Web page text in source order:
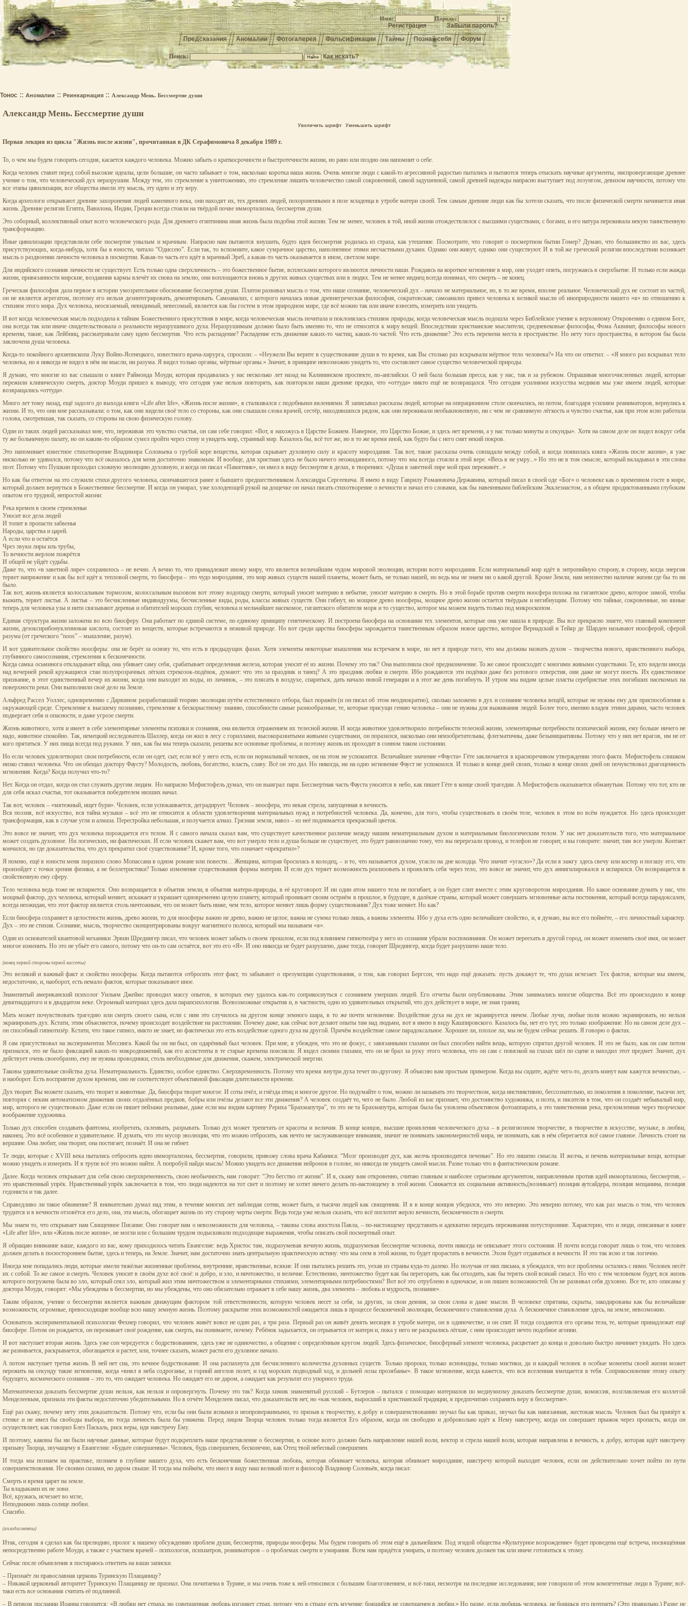
Имя: Пароль:
Регистрация
Забыли пароль?
Предсказания
Аномалии Фотогалерея Фальсификации Тайны Познай себя Форум
Поиск: Как искать?
Тонос :: Аномалии :: Реинкарнация :: Александр Мень. Бессмертие души
Александр Мень. Бессмертие души
Увеличить шрифт Уменьшить шрифт
Первая лекция из цикла "Жизнь после жизни", прочитанная в ДК Серафимовича 8 декабря 1989 г.
То, о чем мы будем говорить сегодня, касается каждого человека. Можно забыть о краткосрочности и быстротечности жизни, но рано или поздно она напомнит о себе.
Когда человек ставит перед собой высокие идеалы, цели большие, он часто забывает о том, насколько коротка наша жизнь. Очень многие люди с какой-то агрессивной радостью пытались и пытаются теперь отыскать научные аргументы, ниспровергающие древнее
учение о том, что человеческий дух неразрушим. Между тем, это стремление к уничтожению, это стремление лишить человечество самой сокровенной, самой задушевной, самой древней надежды напрасно выступает под лозунгом, девизом научности, потому что
все этапы цивилизации, все общества имели эту мысль, эту идею и эту веру.
Когда археологи открывают древние захоронения людей каменного века, они находят их, тех древних людей, похороненными в позе младенца в утробе матери своей. Тем самым древние люди как бы хотели сказать, что после физической смерти начинается иная
жизнь. Древние религии Египта, Вавилона, Индии, Греции всегда стояли на твёрдой почве иммортализма, бессмертия души.
Это соборный, коллективный опыт всего человеческого рода. Для древнего египтянина иная жизнь была подобна этой жизни. Тем не менее, человек в той, иной жизни отождествлялся с высшими существами, с богами, и его натура переживала некую таинственную
трансформацию.
Иные цивилизации представляли себе посмертие унылым и мрачным. Напрасно нам пытаются внушить, будто идея бессмертия родилась из страха, как утешение. Посмотрите, что говорит о посмертном бытии Гомер? Думаю, что большинство из вас, здесь
присутствующих, когда-нибудь, хотя бы в юности, читало “Одиссею”. Если так, то вспомните, какое сумрачное царство, наполненное этими несчастными духами. Однако они живут, однако они существуют. И в той же греческой религии впоследствии возникает
мысль о раздвоении личности человека в посмертии. Какая-то часть его идёт в мрачный Эреб, а какая-то часть оказывается в ином, светлом мире.
Для индийского сознания личности не существует. Есть только одна сверхличность – это божественное бытие, всплесками которого являются личности наши. Рождаясь на короткое мгновение в мир, они уходят опять, погружаясь в сверхбытие. И только если жажда
жизни, привязанности мирские, воздаяния кармы влечёт их снова на землю, они воплощаются вновь в других живых существах или в людях. Тем не менее индиец всегда понимал, что смерть – не конец.
Греческая философия дала первое в истории умозрительное обоснование бессмертия души. Платон развивал мысль о том, что наше сознание, человеческий дух – начало не материальное, но, в то же время, вполне реальное. Человеческий дух не состоит из частей,
он не является агрегатом, поэтому его нельзя дезинтегрировать, демонтировать. Самоанализ, с которого началась новая древнегреческая философия, сократовская; самоанализ привел человека к великой мысли об иноприродности нашего «я» по отношению к
стихиям этого мира. Дух человека, неосязаемый, невидимый, невесомый, является как бы гостем в этом природном мире, где всё можно так или иначе взвесить, измерить или увидеть.
И вот когда человеческая мысль подходила к тайнам Божественного присутствия в мире, когда человеческая мысль почитала и поклонялась стихиям природы, когда человеческая мысль подошла через Библейское учение к верховному Откровению о едином Боге,
она всегда так или иначе свидетельствовала о реальности неразрушимого духа. Неразрушимым должно было быть именно то, что не относится к миру вещей. Впоследствии христианские мыслители, средневековые философы, Фома Аквинат, философы нового
времени, такие, как Лейбниц, рассматривали саму идею бессмертия. Что есть распадение? Распадение есть движение каких-то частиц, каких-то частей. Что есть движение? Это есть перемена места в пространстве. Но нету того пространства, в котором бы была
заключена душа человека.
Когда-то покойного архиепископа Луку Войно-Ясенецкого, известного врача-хирурга, спросили: – «Неужели Вы верите в существование души в то время, как Вы столько раз вскрывали мёртвое тело человека?» На что он ответил: – «Я много раз вскрывал тело
человека, но я никогда не видел в нём ни мысли, ни разума. Я видел только органы, мёртвые органы.» Значит, в принципе невозможно увидеть то, что составляет самое существо человеческой природы.
Я думаю, что многие из вас слышали о книге Раймонда Моуди, которая продавалась у нас несколько лет назад на Калининском проспекте, по-английски. О ней была большая пресса, как у нас, так и за рубежом. Опрашивая многочисленных людей, которые
пережили клиническую смерть, доктор Моуди пришел к выводу, что сегодня уже нельзя повторять, как повторяли наши древние предки, что «оттуда» никто ещё не возвращался. Что сегодня усилиями искусства медиков мы уже имеем людей, которые
возвращались «оттуда».
Много лет тому назад, ещё задолго до выхода книги «Life after life», «Жизнь после жизни», я сталкивался с подобными явлениями. Я записывал рассказы людей, которые на операционном столе скончались, но потом, благодаря усилиям реаниматоров, вернулись к
жизни. И то, что они мне рассказывали: о том, как они видели своё тело со стороны, как они слышали слова врачей, сестёр, находившихся рядом, как они переживали необыкновенную, ни с чем не сравнимую лёгкость и чувство счастья, как при этом ясно работала
голова, смотревшая, так сказать, со стороны на свою физическую голову.
Один из таких людей рассказывал мне, что, переживая это чувство счастья, он сам себе говорил: «Вот, я нахожусь в Царстве Божием. Наверное, это Царство Божие, и здесь нет времени, а у нас только минуты и секунды». Хотя на самом деле он видел вокруг себя
ту же больничную палату, но он каким-то образом сумел пройти через стену и увидеть мир, странный мир. Казалось бы, всё тот же, но в то же время иной, как будто бы с него снят некий покров.
Это напоминает известное стихотворение Владимира Соловьева о грубой коре вещества, которая скрывает духовную силу и красоту мироздания. Так вот, такие рассказы очень совпадали между собой, и когда появилась книга «Жизнь после жизни», я уже
нисколько не удивился, потому что всё оказалось для меня достаточно знакомым. И вообще, для христиан здесь не было ничего неожиданного, потому что мы всегда стояли в этой вере. «Весь я не умру...» Но это не в том смысле, который вкладывал в эти слова
поэт. Потому что Пушкин проходил сложную эволюцию духовную, и когда он писал «Памятник», он имел в виду бессмертие в делах, в творениях: «Душа в заветной лире мой прах переживёт...»
Но как бы ответом на это служили стихи другого человека, скончавшегося ранее и бывшего предшественником Александра Сергеевича. Я имею в виду Гаврилу Романовича Державина, который писал в своей оде «Бог» о человеке как о временном госте в мире,
который должен вернуться в Божественное бессмертие. И когда он умирал, уже холодеющей рукой на дощечке он начал писать стихотворение о вечности и начал его словами, как бы навеянными библейским Экклезиастом, а в общем продиктованными глубоким
опытом его трудной, непростой жизни:
Река времен в своем стремленьи
Уносит все дела людей
И топит в пропасти забвенья
Народы, царства и царей.
А если что и остаётся
Чрез звуки лиры иль трубы,
То вечности жерлом пожрётся
И общей не уйдёт судьбы.
Даже то, что «в заветной лире» сохранилось – не вечно. А вечно то, что принадлежит иному миру, что является величайшим чудом мировой эволюции, истории всего мироздания. Если материальный мир идёт в энтропийную сторону, в сторону, когда энергия
теряет напряжение и как бы всё идёт к тепловой смерти, то биосфера – это чудо мироздания, это мир живых существ нашей планеты, может быть, не только нашей, но ведь мы не знаем ни о какой другой. Кроме Земли, нам неизвестно наличие жизни где бы то ни
было.
Так вот, жизнь является колоссальным тормозом, колоссальным вызовом вот этому водопаду смерти, который уносит материю в небытие, уносит материю в смерть. Но в этой борьбе против смерти ноосфера похожа на гигантское древо, которое зимой, чтобы
выжить, теряет листья. А листья – это бесчисленные индивидуумы, бесчисленные виды, роды, классы живых существ. Они гибнут, но мощное древо ноосферы, мощное древо жизни остается твёрдым и негибнущим. Потому что тайные, сокровенные, но явные
теперь для человека узы и нити связывают деревья и обитателей морских глубин, человека и мельчайшее насекомое, гигантского обитателя моря и то существо, которое мы можем видеть только под микроскопом.
Единая структура жизни заложена во всю биосферу. Она работает по единой системе, по единому принципу генетическому. И построена биосфера на основании тех элементов, которые она уже нашла в природе. Вы все прекрасно знаете, что главный компонент
жизни, дезоксирибонуклеиновая кислота, состоит из веществ, которые встречаются в неживой природе. Но вот среди царства биосферы зарождается таинственным образом новое царство, которое Вернадский и Тейяр де Шарден называют ноосферой, сферой
разума (от греческого “noos” – мышление, разум).
И вот удивительное свойство ноосферы: она не берёт за основу то, что есть в предыдущих фазах. Хотя элементы некоторые мышления мы встречаем в мире, но нет в природе того, что мы должны назвать духом – творчества нового, нравственного выбора,
глубинного самосознания, стремления к бесконечности.
Когда самка осьминога откладывает яйца, она убивает саму себя, срабатывает определенная железа, которая уносит её из жизни. Почему это так? Она выполнила своё предназначение. То же самое происходит с многими живыми существами. Те, кто видели иногда
над вечерней рекой кружащиеся стаи полупрозрачных лёгких стрекозок-подёнок, думают: что это за праздник и танец? А это праздник любви и смерти. Ибо рождаются эти подёнки даже без ротового отверстия, они даже не могут поесть. Их единственное
призвание, в этот единственный вечер их жизни, когда они выходят из воды, из личинок, – это плясать в воздухе, спариться, дать начало новой генерации и в этот же день погибнуть. И утром мы видим целые пласты серебристые этих погибших насекомых на
поверхности реки. Они выполнили своё дело на Земле.
Альфред Рассел Уоллес, одновременно с Дарвином разработавший теорию эволюции путём естественного отбора, был поражён (и он писал об этом неоднократно), сколько заложено в дух и сознание человека вещёй, которые не нужны ему для приспособления к
окружающей среде. Стремление к высшему познанию, стремление к бескорыстному знанию, способности самые разнообразные, те, которые присущи гению человека – они не нужны для выживания людей. Более того, именно владея этими дарами, часто человек
подвергает себя и опасности, и даже угрозе смерти.
Жизнь животного, хотя и имеет в себе элементарные элементы психики и сознания, она является отражением их телесной жизни. И когда животное удовлетворило потребности телесной жизни, элементарные потребности психической жизни, ему больше ничего не
надо, животное спокойно. Так, немецкий исследователь Шаллер, когда он жил в лесу с гориллами, высокоразвитыми живыми существами, он поразился, насколько они неизобретательны, флегматичны, даже безынициативны. Потому что у них нет врагов, им не от
кого прятаться. У них пища всегда под руками. У них, как бы мы теперь сказали, решены все основные проблемы, и поэтому жизнь их проходит в сонном таком состоянии.
Но если человек удовлетворил свои потребности, если он одет, сыт, если всё у него есть, если он нормальный человек, он на этом не успокоится. Величайшее значение «Фауста» Гёте заключается в красноречивом утверждении этого факта. Мефистофель слишком
низко ставил человека. Что он обещал доктору Фаусту? Молодость, любовь, богатство, власть, славу. Всё он это дал. Но никогда, ни на одно мгновение Фауст не успокоился. И только в конце дней своих, только в конце своих дней он почувствовал драгоценность
мгновения. Когда? Когда получил что-то?
Нет. Когда он отдал, когда он стал служить другим людям. Но напрасно Мефистофель думал, что он выиграл пари. Бессмертная часть Фауста уносится в небо, как пишет Гёте в конце своей трагедии. А Мефистофель оказывается обманутым. Потому что тот, кто не
для себя искал счастья, тот оказывается победителем низших начал.
Так вот, человек – «мятежный, ищет бури». Человек, если успокаивается, деградирует. Человек – ноосфера, это некая стрела, запущенная в вечность.
Вся поэзия, всё искусство, вся тайна музыки – всё это не относится к области удовлетворения материальных нужд и потребностей человека. Да, конечно, для того, чтобы существовать в своём теле, человек в этом во всём нуждается. Но здесь происходит
трансформация, как в случае угля и алмаза. Перестройка небольшая, и получается алмаз. Грязная земля, навоз – из неё поднимается прекрасный цветок.
Это вовсе не значит, что дух человека порождается его телом. Я с самого начала сказал вам, что существует качественное различие между нашим нематериальным духом и материальным биологическим телом. У нас нет доказательств того, что материальное
может создать духовное. Ни логических, ни фактических. И если человек скажет вам, что вот умерло тело и душа больше не существует, это будет равнозначно тому, что вы перерезали провод, и телефон не говорит, и вы говорите: значит, там все умерли. Контакт
кончился, но где доказательства, что дух прекратил своё существование? И, кроме того, что означает «прекратил»?
Я помню, ещё в юности меня поразило слово Мопассана в одном романе или повести… Женщина, которая бросилась в колодец, – и то, что называется духом, угасло на дне колодца. Что значит «угасло»? Да если я зажгу здесь свечу или костер и погашу его, что
произойдет с точки зрения физики, а не беллетристики? Только изменение существования формы материи. И если дух теряет возможность реализовать и проявлять себя через тело, это вовсе не значит, что дух аннигилировался и испарился. Он возвращается в
свойственную ему сферу.
Тело человека ведь тоже не испаряется. Оно возвращается в объятия земли, в объятия матери-природы, в её круговорот. И ни один атом нашего тела не погибает, а он будет слит вместе с этим круговоротом мироздания. Но какое основание думать у нас, что
мощный фактор, дух человека, который меняет, искажает и украшает одновременно целую планету, который проникает своим остриём в прошлое, в будущее, в далёкие страны, который может совершать мгновенные акты постижения, который всегда парадоксален,
всегда неожидан, что этот фактор является столь ничтожным, что он может быть ниже, чем тело, которое меняет лишь форму существования? Дух тоже меняет. Но как?
Если биосфера сохраняет в целостности жизнь, древо жизни, то для ноосферы важно не древо, важно не целое, важна не сумма только лишь, а важны элементы. Ибо у духа есть одно величайшее свойство, и, я думаю, вы все его поймёте, – его личностный характер.
Дух – это не стихия. Сознание, мысль, творчество сконцентрированы вокруг магнитного полюса, который мы называем «я».
Один из основателей квантовой механики Эрвин Шредингер писал, что человек может забыть о своем прошлом, если под влиянием гипнотизёра у него из сознания убрали воспоминания. Он может переехать в другой город, он может изменить своё имя, он может
многое изменить. Но это не убьёт его самого, потому что он-то сам остаётся, вот это его «Я». И оно никогда не будет разрушено, даже тогда, говорит Шредингер, когда будет разрушено наше тело.
(конец первой стороны первой кассеты)
Это великий и важный факт и свойство ноосферы. Когда пытаются отбросить этот факт, то забывают о презумпции существования, о том, как говорил Бергсон, что надо ещё доказать: пусть докажут те, что душа исчезает. Тех фактов, которые мы имеем,
недостаточно, и, наоборот, есть немало фактов, которые показывают иное.
Знаменитый американский психолог Уильям Джеймс проводил массу опытов, в которых ему удалось как-то соприкоснуться с сознанием умерших людей. Его отчеты были опубликованы. Этим занимались многие общества. Всё это происходило в конце
девятнадцатого и в двадцатом веке. Огромный материал здесь дала парапсихология. Всевозможные открытия и, в частности, одно из удивительных открытий, что дух действует в мире, не зная границ.
Мать может почувствовать трагедию или смерть своего сына, если с ним это случилось на другом конце земного шара, в то же почти мгновение. Воздействие духа на дух не экранируется ничем. Любые лучи, любые поля можно экранировать, но нельзя
экранировать дух. Кстати, этим объясняется, почему происходит воздействие на расстоянии. Почему даже, как сейчас вот делают опыты там над людьми, вот я имею в виду Кашпировского. Казалось бы, нет его тут, это только изображение. Но на самом деле дух –
он способный гипнотизёр. Кстати, что такое гипноз, никто не знает, но фактически это есть воздействие одного духа на другой. Причём воздействие самое парадоксальное. Хорошее ли, плохое ли, мы не будем сейчас решать. Я говорю о фактах.
Я сам присутствовал на экспериментах Мессинга. Какой бы он ни был, он одарённый был человек. При мне, я убежден, что это не фокус, с завязанными глазами он был способен найти вещь, которую спрятал другой человек. И это не было, как он сам потом
признался, это не было фиксацией каких-то микродвижений, как его ассистенты в те старые времена поясняли. Я видел своими глазами, что он не брал за руку этого человека, что он сам с повязкой на глазах шёл по сцене и находил этот предмет. Значит, дух
действует очень своеобразно, ему не нужны проводники, столь необходимые для движения, скажем, электрической энергии.
Таковы удивительные свойства духа. Нематериальность. Единство, особое единство. Сверхвременность. Потому что время внутри духа течет по-другому. Я объясню вам простым примером. Когда вы сидите, ждёте чего-то, десять минут вам кажутся вечностью, –
и наоборот. Есть восприятие духом времени, оно не соответствует объективной фиксации длительности времени.
Дух творит. Вы можете сказать, что творят и животные. Да, биосфера творит многое. И соты пчёл, и гнёзда птиц и многое другое. Но подумайте о том, можно ли называть это творчеством, когда инстинктивно, бессознательно, из поколения в поколение, тысячи лет,
повторяя с неким автоматизмом движения своих отдалённых предков, бобры или пчёлы делают все эти движения? А человек создаёт то, чего не было. Любой из вас признает, что достоинство художника, и поэта, и писателя в том, что он создаёт небывалый мир,
мир, которого не существовало. Даже если он пишет пейзажи реальные, даже если мы видим картину Рериха “Брахмапутра”, то это не та Брахмапутра, которая была бы уловлена объективом фотоаппарата, а это таинственная река, преломленная через творческое
воображение художника.
Только дух способен создавать фантомы, изобретать, склеивать, разрывать. Только дух может трепетать от красоты и величия. В конце концов, высшие проявления человеческого духа – в религиозном творчестве, в творчестве в искусстве, музыке, в любви,
наконец. Это всё особенное и удивительное. И думать, что это мусор эволюции, что это можно отбросить, как нечто не заслуживающее внимания, значит не понимать закономерностей мира, не понимать, как в нём сберегается всё самое главное. Личность стоит на
вершине. Она любит, она творит, она постигает, познаёт. И она не гибнет.
Те люди, которые с XVIII века пытались отбросить идею иммортализма, бессмертия, говорили, привожу слова врача Кабаниса: “Мозг производит дух, как желчь производится печенью”. Но это лишено смысла. И желчь, и печень материальные вещи, которые
можно увидеть и измерить. И в трупе всё это можно найти. А попробуй найди мысль! Можно увидеть все движения нейронов в голове, но никогда не увидеть самой мысли. Разве только что в фантастическом романе.
Далее. Когда человек открывает для себя свою сверхвременность, свою необычность, нам говорят: “Это бегство от жизни”. И я, скажу вам откровенно, считаю главным и наиболее серьезным аргументом, направленным против идей иммортализма, бессмертия, –
это нравственный упрёк. Нравственный упрёк заключается в том, что люди надеются на тот свет и поэтому не хотят ничего делать по-настоящему в этой жизни. Снижается их социальная активность,(возникает) позиция аутсайдера, позиция мещанина, позиция
гедониста и так далее.
Справедливо ли такое обвинение? Я внимательно думал над этим, в течение многих лет наблюдая сотни, может быть, и тысячи людей как священник. И я в конце концов убедился, что это неверно. Это неверно потому, что как раз мысль о том, что человек
трудится и в вечности отзовётся его дело, она, эта мысль, обогащает жизнь по эту сторону черты смерти. Ведь тогда уже нельзя сказать, что всё поглотит жерло вечности, бесконечности и смерти.
Мы знаем то, что открывает нам Священное Писание. Оно говорит нам о невозможности для человека, – таковы слова апостола Павла, – по-настоящему представить и адекватно передать переживания потусторонние. Характерно, что и люди, описанные в книге
«Life after life», или «Жизнь после жизни», не могли или с большим трудом подыскивали подходящие выражения, чтобы описать свой посмертный опыт.
Я обращаю внимание ваше, каждого из вас, кому приходилось читать Евангелие: ведь Христос там, подразумевая вечную жизнь, подразумевая бессмертие человека, почти никогда не описывает этого состояния. И почти всегда говорит лишь о том, что человек
должен делать в посюстороннем бытие, здесь и теперь, на Земле. Значит, нам достаточно знать центральную практическую истину: что мы сеем в этой жизни, то будет прорастать в вечности. Эхом будет отдаваться в вечности. И это так ясно и так логично.
Иногда мне попадались люди, которые имели тяжёлые жизненные проблемы, внутренние, нравственные, всякие. И они пытались решить это, уехав из страны куда-то далеко. Но получая от них письма, я убеждался, что все проблемы остались с ними. Человек несёт
их с собой. То же самое и смерть. Человек уносит в своём духе всё своё: и добро, и зло, и ничтожество, и величие. Естественно, ничтожество будет как бы перегорать, как бы отходить, как бы терять свой всякий смысл. Но что с тем человеком будет, вся жизнь
которого погружена была во зло, который сеял зло, который жил этим ничтожеством и элементарными стихиями, элементарными потребностями? Вот всё это отрублено в одночасье, и он лишен возможностей. Он не развивал себя духовно. Все те, кто описаны у
доктора Моуди, говорят: «Мы убеждены в бессмертии, но мы убеждены, что оно обязательно отражает в себе нашу жизнь, два элемента – любовь и мудрость, познание».
Таким образом, учение о бессмертии является важным движущим фактором той ответственности, которую человек несет за себя, за других, за свои деяния, за свои слова и даже мысли. В человеке спрятаны, скрыты, закодированы как бы величайшие
возможности, огромные, превосходящие вообще всю нашу земную жизнь. Поэтому раскрытие этих возможностей ожидается лишь в процессе бесконечной эволюции, бесконечного становления духа. А бесконечное становление здесь, на земле, невозможно.
Основатель экспериментальной психологии Фехнер говорил, что человек живёт вовсе не один раз, а три раза. Первый раз он живёт девять месяцев в утробе матери, он в одиночестве, и он спит. И тогда создаются его органы тела, те, которые принадлежат ещё
биосфере. Потом он рождается, он переживает своё рождение, как смерть, вы понимаете, почему. Ребёнок задыхается, он отрывается от матери и, пока у него не раскрылись лёгкие, с ним происходит нечто подобное агонии.
И вот наступает вторая жизнь. Здесь уже сон чередуется с бодрствованием, здесь уже не одиночество, а общение с определённым кругом людей. Здесь физическое, биосферный элемент человека, расцветает до конца и довольно быстро начинает увядать. Но здесь
же развивается, раскрывается, обогащается и растет, или, точнее сказать, может расти его духовное начало.
А потом наступает третья жизнь. В ней нет сна, это вечное бодрствование. И она распахнута для бесчисленного количества духовных существ. Только пророки, только ясновидцы, только мистики, да и каждый человек в особые моменты своей жизни может
пережить на секунду такие мгновения, когда «внял я неба содроганье, и горний ангелов полет, и гад морских подводный ход, и дольней лозы прозябанье». В такое мгновение, когда кажется, что вся вселенная вмещается в тебя. Соприкосновение этому опыту
будущего, космического сознания – это то, что ожидает человека. Но ожидает его не даром, а ожидает как результат его упорного труда.
Математически доказать бессмертие души нельзя, как нельзя и опровергнуть. Почему это так? Когда химик знаменитый русский – Бутлеров – пытался с помощью материалов по медиумизму доказать бессмертие души, комиссия, возглавляемая его коллегой
Менделеевым, признала эти факты недостаточно убедительными. Но в отчёте Менделеев писал, что доказательств нет, но «как человек, выросший в христианской традиции, я предпочитаю сохранять веру в бессмертие».
Ещё раз скажу, почему нету этих доказательств. Потому что, если бы они были ясными и неопровержимыми, то призыв к творчеству, к добру и совершенствованию звучал бы как приказ, звучал бы как навязанная, жестокая мысль. Человек был бы припёрт к
стенке и не имел бы свободы выбора, но тогда личность была бы унижена. Перед лицом Творца человек только тогда является Его образом, когда он свободно и добровольно идёт к Нему навстречу, когда он совершает прыжок через пропасть, когда он
осуществляет, как говорил Блез Паскаль, риск веры, идя навстречу Ему.
И поэтому, каковы бы ни были научные данные, которые будут подкреплять наше представление о бессмертии, в основе всего должно быть направление нашей воли, вектор и стрела нашей воли, которая направлена в вечность, к добру, которая идёт навстречу
призыву Творца, звучащему в Евангелии: «Будьте совершенны». Человек, будь совершенен, бесконечно, как Отец твой небесный совершенен.
И тогда мы познаем на практике, познаем в глубине нашего духа, что есть бесконечная божественная любовь, которая обнимает человека, которая обнимает мироздание, навстречу которой выходит человек, если он действительно хочет пойти по пути
совершенствования. Не своими силами, но даром свыше. И тогда мы поймём, что имел в виду наш великий поэт и философ Владимир Соловьёв, когда писал:
Смерть и время царят на земле.
Ты владыками их не зови.
Всё, кружась, исчезает во мгле,
Неподвижно лишь солнце любви.
Спасибо.
(аплодисменты)
Итак, сегодня я сделал как бы прелюдию, пролог к нашему обсуждению проблем души, бессмертия, природы ноосферы. Мы будем говорить об этом ещё в дальнейшем. Под эгидой общества «Культурное возрождение» будет проведена ещё встреча, посвящённая
непосредственно работе Моуди, а также с участием врачей – психологов, психиатров, реаниматоров – о проблемах смерти и умирания. Всем нам придётся умирать, и поэтому человек должен так или иначе готовиться к этому.
Сейчас после объявления я постараюсь ответить на ваши записки.
– Признаёт ли православная церковь Туринскую Плащаницу?
– Никакой церковный авторитет Туринскую Плащаницу не признал. Она почитаема в Турине, и мы очень тоже к ней относимся с большим благоговением, и всё-таки, несмотря на последние исследования; мне говорили об этом компетентные люди в Турине; всё-
таки есть все основания считать её подлинной.
– В первом послании Иоанна говорится: «В любви нет страха, но совершенная любовь изгоняет страх, потому что в страхе есть мучение; боящийся не совершенен в любви.» Но разве, если любишь человека, не боишься его потерять? (Это правильно.) Разве не